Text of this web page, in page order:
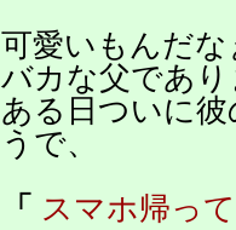
可愛いもんだ
バカな父であ
ある日ついに
うで、
「 スマホ帰っ